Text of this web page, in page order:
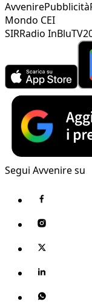
AvvenirePubblicità
Mondo CEI
SIRRadio InBlu
Segui Avvenire su